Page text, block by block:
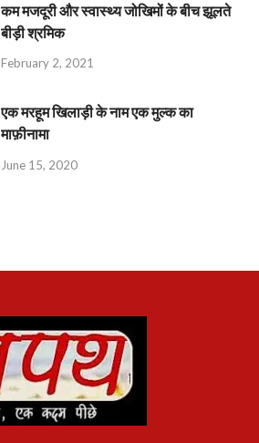
कम मजदूरी और स्वास्थ्य जोखिमों के बीच झूलते
बीड़ी श्रमिक
February 2, 2021
एक मरहूम खिलाड़ी के नाम एक मुल्क का
माफ़ीनामा
June 15, 2020